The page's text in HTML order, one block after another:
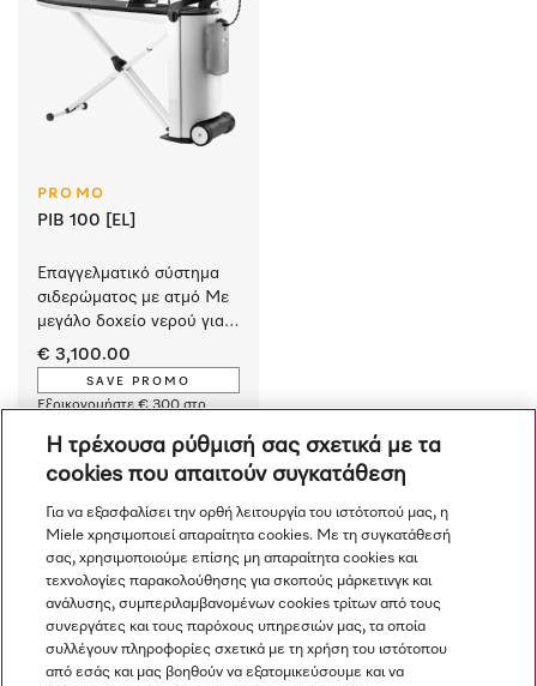
PROMO
PIB 100 [EL]
Επαγγελματικό σύστημα
σιδερώματος με ατμό Με
μεγάλο δοχείο νερού για
μεγάλη διάρκεια
σιδερώματος και τέλεια
αποτελέσματα.
€ 3,100.00
SAVE PROMO
Εξοικονομήστε € 300 στο
Διαθέσιμο
1
Η τρέχουσα ρύθμισή σας σχετικά με τα
cookies που απαιτούν συγκατάθεση
Για να εξασφαλίσει την ορθή λειτουργία του ιστότοπού μας, η
Miele χρησιμοποιεί απαραίτητα cookies. Με τη συγκατάθεσή
σας, χρησιμοποιούμε επίσης μη απαραίτητα cookies και
τεχνολογίες παρακολούθησης για σκοπούς μάρκετινγκ και
ανάλυσης, συμπεριλαμβανομένων cookies τρίτων από τους
συνεργάτες και τους παρόχους υπηρεσιών μας, τα οποία
συλλέγουν πληροφορίες σχετικά με τη χρήση του ιστότοπου
από εσάς και μας βοηθούν να εξατομικεύσουμε και να